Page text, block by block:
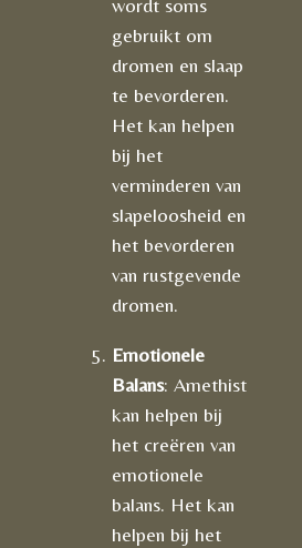
wordt soms
gebruikt om
dromen en slaap
te bevorderen.
Het kan helpen
bij het
verminderen van
slapeloosheid en
het bevorderen
van rustgevende
dromen.
Emotionele
Balans: Amethist
kan helpen bij
het creëren van
emotionele
balans. Het kan
helpen bij het